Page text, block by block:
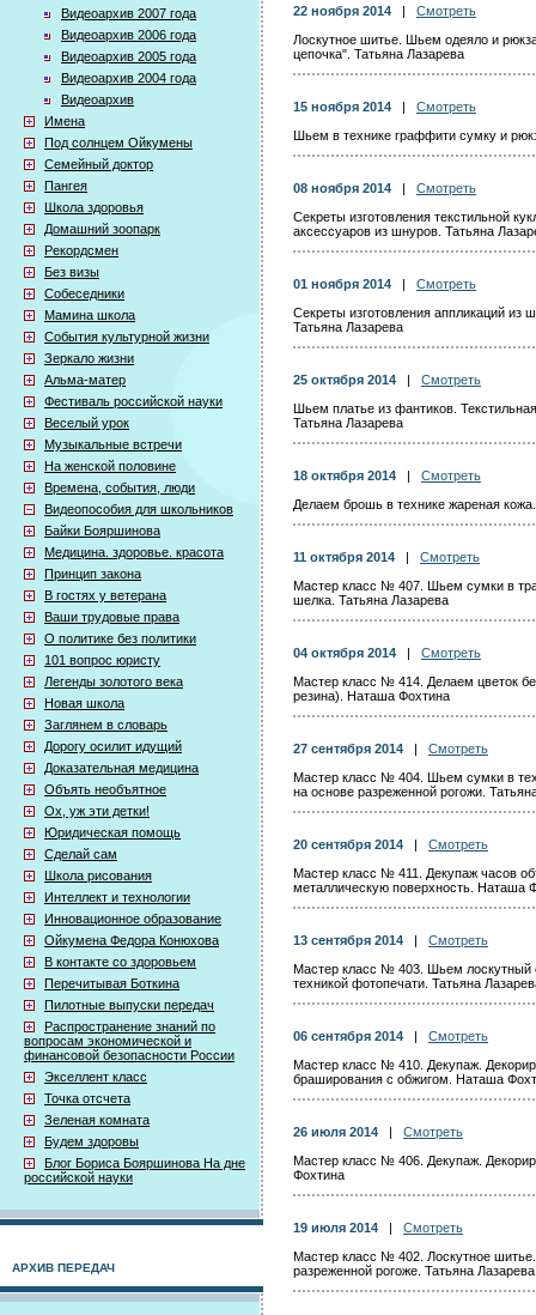
Видеоархив 2007 года
Видеоархив 2006 года
Видеоархив 2005 года
Видеоархив 2004 года
Видеоархив
Имена
Под солнцем Ойкумены
Семейный доктор
Пангея
Школа здоровья
Домашний зоопарк
Рекордсмен
Без визы
Собеседники
Мамина школа
События культурной жизни
Зеркало жизни
Альма-матер
Фестиваль российской науки
Веселый урок
Музыкальные встречи
На женской половине
Времена, события, люди
Видеопособия для школьников
Байки Бояршинова
Медицина. здоровье. красота
Принцип закона
В гостях у ветерана
Ваши трудовые права
О политике без политики
101 вопрос юристу
Легенды золотого века
Новая школа
Заглянем в словарь
Дорогу осилит идущий
Доказательная медицина
Объять необъятное
Ох, уж эти детки!
Юридическая помощь
Сделай сам
Школа рисования
Интеллект и технологии
Инновационное образование
Ойкумена Федора Конюхова
В контакте со здоровьем
Перечитывая Боткина
Пилотные выпуски передач
Распространение знаний по
вопросам экономической и
финансовой безопасности России
Экселлент класс
Точка отсчета
Зеленая комната
Будем здоровы
Блог Бориса Бояршинова На дне
российской науки
АРХИВ ПЕРЕДАЧ
22 ноября 2014
Смотреть
Лоскутное шитье. Шьем одеяло и
цепочка". Татьяна Лазарева
15 ноября 2014
Смотреть
Шьем в технике граффити сумку и
08 ноября 2014
Смотреть
Секреты изготовления текстильной
аксессуаров из шнуров. Татьяна
01 ноября 2014
Смотреть
Секреты изготовления аппликаций из
Татьяна Лазарева
25 октября 2014
Смотреть
Шьем платье из фантиков.
Татьяна Лазарева
18 октября 2014
Смотреть
Делаем брошь в технике жареная
11 октября 2014
Смотреть
Мастер класс № 407. Шьем сумки в
шелка. Татьяна Лазарева
04 октября 2014
Смотреть
Мастер класс № 414. Делаем цветок
резина). Наташа Фохтина
27 сентября 2014
Смотреть
Мастер класс № 404. Шьем сумки в
на основе разреженной рогожи.
20 сентября 2014
Смотреть
Мастер класс № 411. Декупаж часов
металлическую поверхность. Наташа
13 сентября 2014
Смотреть
Мастер класс № 403. Шьем лоскутный
техникой фотопечати. Татьяна
06 сентября 2014
Смотреть
Мастер класс № 410. Декупаж.
браширования с обжигом. Наташа
26 июля 2014
Смотреть
Мастер класс № 406. Декупаж.
Фохтина
19 июля 2014
Смотреть
Мастер класс № 402. Лоскутное
разреженной рогоже. Татьяна Лазарева